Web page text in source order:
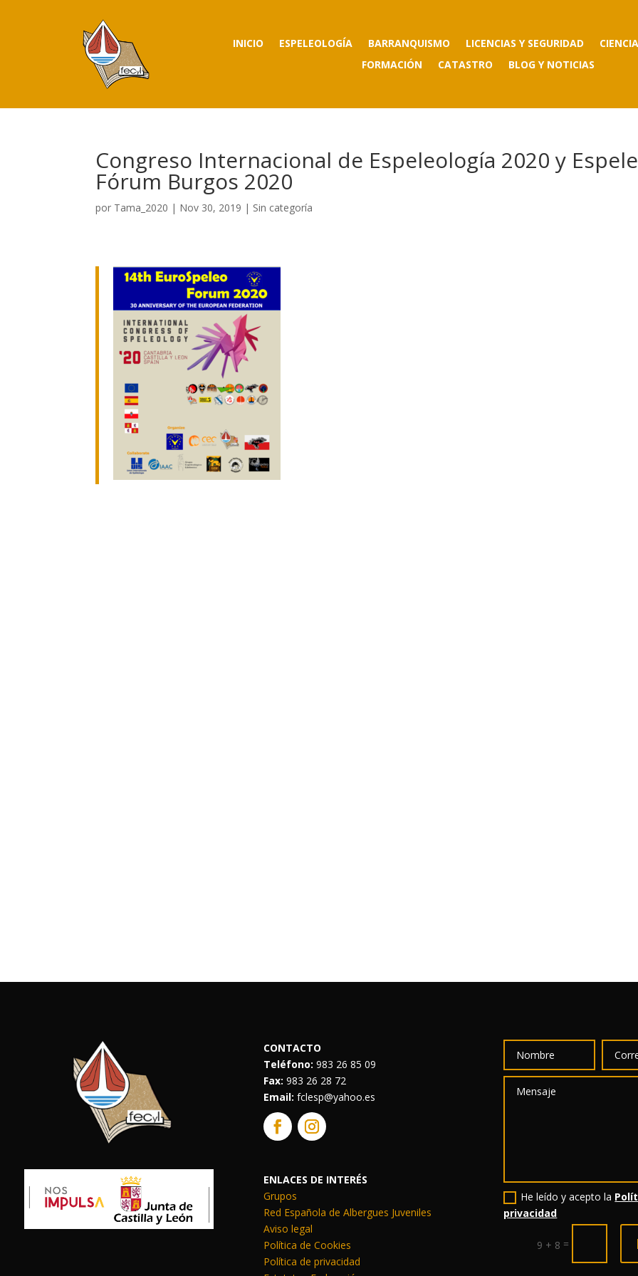
INICIO ESPELEOLOGÍA BARRANQUISMO LICENCIAS Y SEGURIDAD
FORMACIÓN
CATASTRO BLOG Y NOTICIAS
Congreso Internacional de Espeleología 2020 y
Fórum Burgos 2020
por Tama_2020 | Nov 30, 2019 | Sin categoría
CONTACTO
Teléfono: 983 26 85 09
Fax: 983 26 28 72
Email: fclesp@yahoo.es
ENLACES DE INTERÉS
Grupos
Red Española de Albergues Juveniles
Aviso legal
Política de Cookies
Política de privacidad
He leído y acepto la
privacidad
9 + 8 =